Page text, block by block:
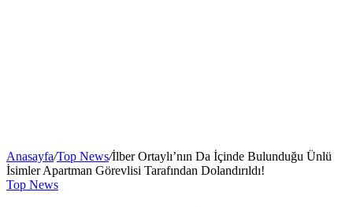
Anasayfa/Top News/İlber Ortaylı’nın Da İçinde Bulunduğu Ünlü
İsimler Apartman Görevlisi Tarafından Dolandırıldı!
Top News